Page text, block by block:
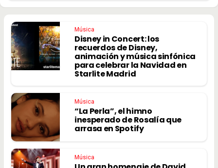
Música
Disney in Concert: los
recuerdos de Disney,
animación y música sinfónica
para celebrar la Navidad en
Starlite Madrid
Música
“La Perla”, el himno
inesperado de Rosalía que
arrasa en Spotify
Música